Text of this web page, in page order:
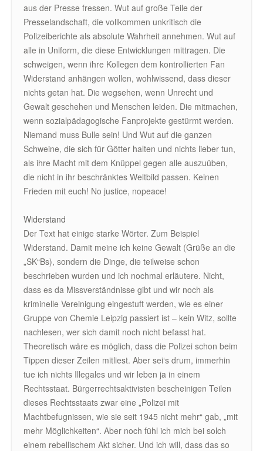
aus der Presse fressen. Wut auf große Teile der
Presselandschaft, die vollkommen unkritisch die
Polizeiberichte als absolute Wahrheit annehmen. Wut auf
alle in Uniform, die diese Entwicklungen mittragen. Die
schweigen, wenn ihre Kollegen dem kontrollierten Fan
Widerstand anhängen wollen, wohlwissend, dass dieser
nichts getan hat. Die wegsehen, wenn Unrecht und
Gewalt geschehen und Menschen leiden. Die mitmachen,
wenn sozialpädagogische Fanprojekte gestürmt werden.
Niemand muss Bulle sein! Und Wut auf die ganzen
Schweine, die sich für Götter halten und nichts lieber tun,
als ihre Macht mit dem Knüppel gegen alle auszuüben,
die nicht in ihr beschränktes Weltbild passen. Keinen
Frieden mit euch! No justice, nopeace!
Widerstand
Der Text hat einige starke Wörter. Zum Beispiel
Widerstand. Damit meine ich keine Gewalt (Grüße an die
„SK“Bs), sondern die Dinge, die teilweise schon
beschrieben wurden und ich nochmal erläutere. Nicht,
dass es da Missverständnisse gibt und wir noch als
kriminelle Vereinigung eingestuft werden, wie es einer
Gruppe von Chemie Leipzig passiert ist – kein Witz, sollte
nachlesen, wer sich damit noch nicht befasst hat.
Theoretisch wäre es möglich, dass die Polizei schon beim
Tippen dieser Zeilen mitliest. Aber sei‘s drum, immerhin
tue ich nichts Illegales und wir leben ja in einem
Rechtsstaat. Bürgerrechtsaktivisten bescheinigen Teilen
dieses Rechtsstaats zwar eine „Polizei mit
Machtbefugnissen, wie sie seit 1945 nicht mehr“ gab, „mit
mehr Möglichkeiten“. Aber noch fühl ich mich bei solch
einem rebellischem Akt sicher. Und ich will, dass das so